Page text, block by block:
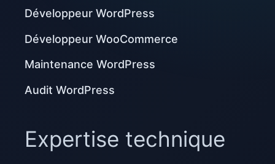
Développeur WordPress
Développeur WooCommerce
Maintenance WordPress
Audit WordPress
Expertise technique